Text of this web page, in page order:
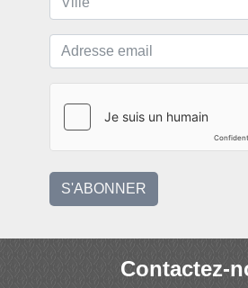
S'ABONNER
Contactez-